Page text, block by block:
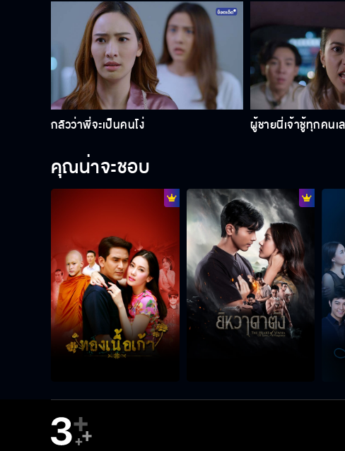
กลัวว่าพี่จะเป็นคนโง่ ผู้ชายนี่เจ้าชู้ทุกคนเ
คุณน่าจะชอบ